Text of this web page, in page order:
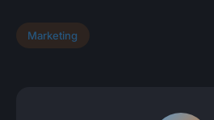
Marketing